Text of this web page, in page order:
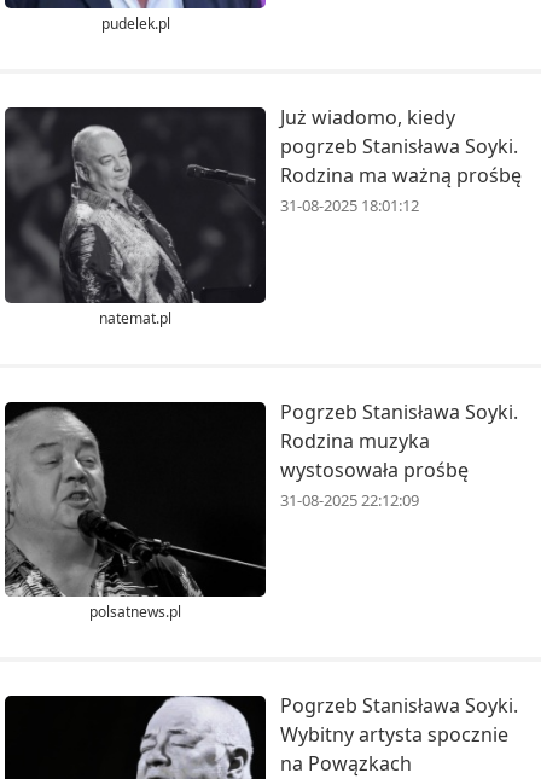
pudelek.pl
natemat.pl
Już wiadomo, kiedy
pogrzeb Stanisława Soyki.
Rodzina ma ważną prośbę
31-08-2025 18:01:12
polsatnews.pl
Pogrzeb Stanisława Soyki.
Rodzina muzyka
wystosowała prośbę
31-08-2025 22:12:09
Pogrzeb Stanisława Soyki.
Wybitny artysta spocznie
na Powązkach